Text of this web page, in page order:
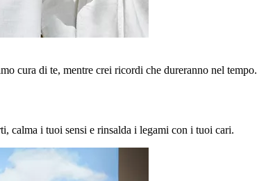
cura di te, mentre crei ricordi che dureranno nel tempo.
calma i tuoi sensi e rinsalda i legami con i tuoi cari.